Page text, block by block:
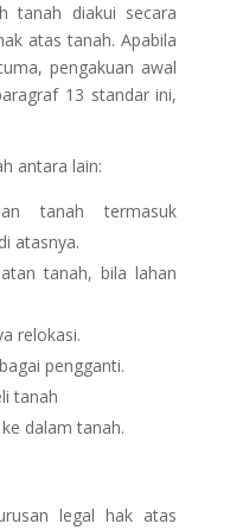
tanah diakui secara
atas tanah. Apabila
pengakuan awal
13 standar ini,
antara lain:
tanah termasuk
atasnya.
tanah, bila lahan
relokasi.
pengganti.
tanah
dalam tanah.
legal hak atas